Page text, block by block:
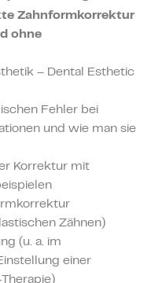
Zahnformkorrektur
ohne
– Dental Esthetic
Fehler bei
und wie man sie
Korrektur mit
Zähnen)
(u. a. im
einer